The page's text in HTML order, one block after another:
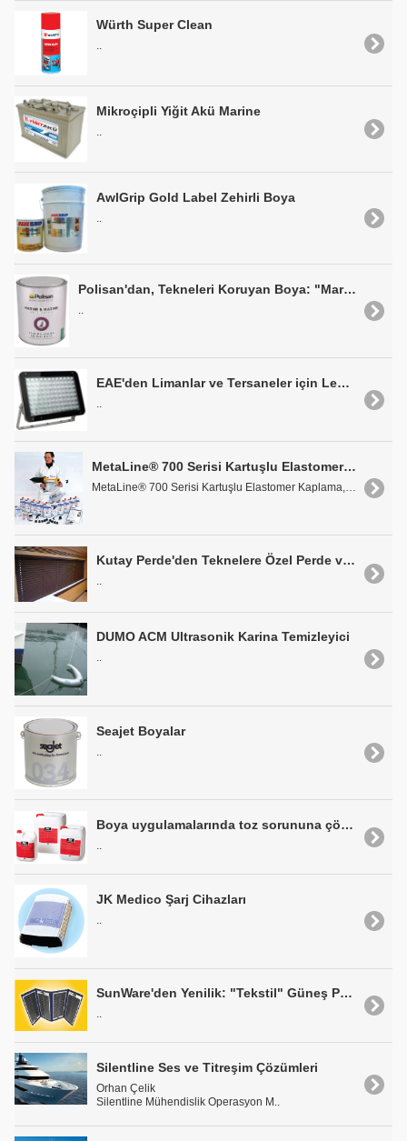
Würth Super Clean
..
Mikroçipli Yiğit Akü Marine
..
AwlGrip Gold Label Zehirli Boya
..
Polisan'dan, Tekneleri Koruyan Boya: "Marine&Marine Anti Aging Self Polishing Zehirli Boya"
EAE'den Limanlar ve Tersaneler için Led Aydınlatma Armatürü MEGALİT
..
MetaLine® 700 Serisi Kartuşlu Elastomer Kaplama
Kutay Perde'den Teknelere Özel Perde ve Jaluzi Sistemleri
..
DUMO ACM Ultrasonik Karina Temizleyici
..
Seajet Boyalar
Boya uygulamalarında toz sorununa çözüm: COLAD ANTI-DUST
..
JK Medico Şarj Cihazları
..
SunWare'den Yenilik: "Tekstil" Güneş Panelleri
..
Silentline Ses ve Titreşim Çözümleri
Orhan Çelik
Silentline Mühendislik Operasyon M..